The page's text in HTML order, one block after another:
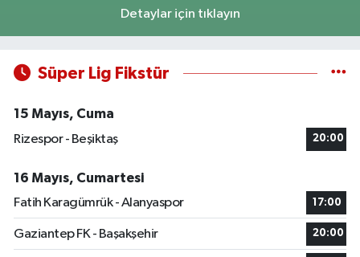
Detaylar için tıklayın
Süper Lig Fikstür
15 Mayıs, Cuma
Rizespor - Beşiktaş
20:00
16 Mayıs, Cumartesi
Fatih Karagümrük - Alanyaspor
17:00
Gaziantep FK - Başakşehir 20:00